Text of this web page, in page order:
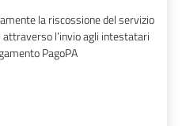
la riscossione del servizio
l’invio agli intestatari
PagoPA